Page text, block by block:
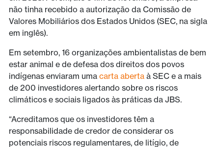
não tinha recebido a autorização da Comissão de
Valores Mobiliários dos Estados Unidos (SEC, na sigla
em inglês).
Em setembro, 16 organizações ambientalistas de bem
estar animal e de defesa dos direitos dos povos
indígenas enviaram uma carta abertaà SEC e a mais
de 200 investidores alertando sobre os riscos
climáticos e sociais ligados às práticas da JBS.
“Acreditamos que os investidores têm a
responsabilidade de credor de considerar os
potenciais riscos regulamentares, de litígio, de